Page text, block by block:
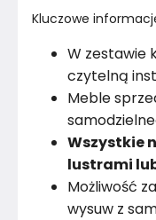
Kluczowe
W zestawie
czytelną
Meble
Wszystkie
lustrami
Możliwość
wysuw z